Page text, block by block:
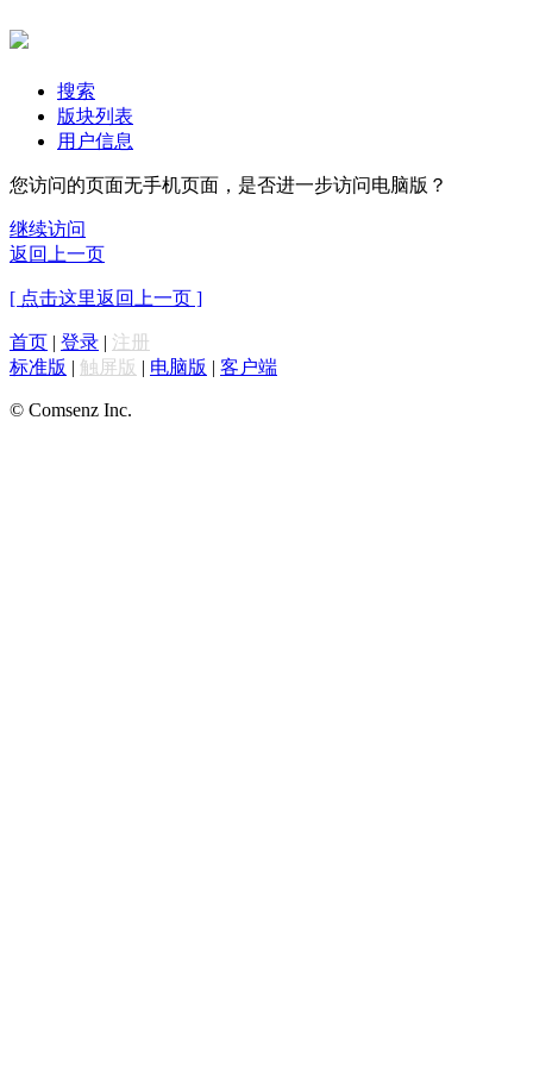
搜索
版块列表
用户信息
您访问的页面无手机页面，是否进一步访问电脑版？
继续访问
返回上一页
[ 点击这里返回上一页 ]
首页 | 登录 | 注册
标准版 | 触屏版 | 电脑版 | 客户端
© Comsenz Inc.